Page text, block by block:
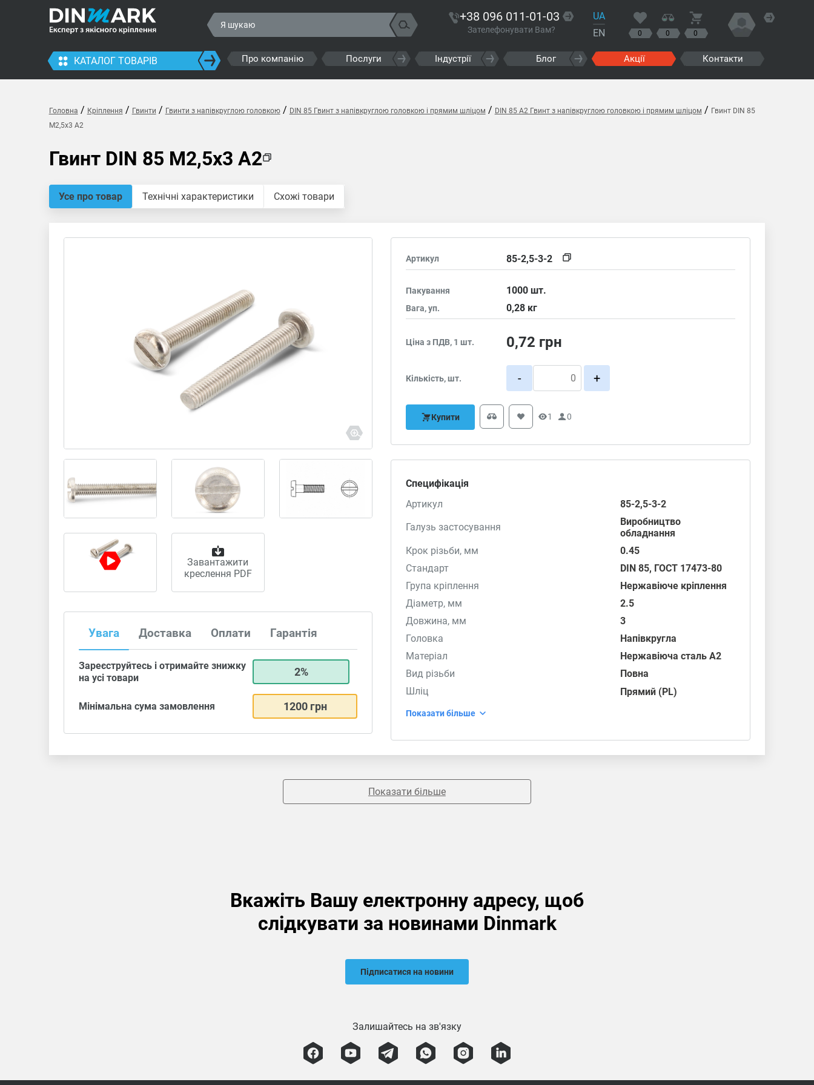
+38 096 011-01-03
Зателефонувати Вам?
UA
EN
0 0 0
КАТАЛОГ ТОВАРІВ Про компанію Послуги Індустрії Блог Акції Контакти
Головна / Кріплення / Гвинти / Гвинти з напівкруглою головкою/ DIN 85 Гвинт з напівкруглою головкою і прямим шліцом / DIN 85 A2 Гвинт з напівкруглою головкою і прямим шліцом / Гвинт DIN 85
M2,5x3 A2
Гвинт DIN 85 M2,5x3 A2
Усе про товар Технічні характеристики Схожі товари
Завантажити
креслення PDF
Увага Доставка Оплати Гарантія
Зареєструйтесь і отримайте знижку
на усі товари
2%
Мінімальна сума замовлення 1200 грн
Артикул 85-2,5-3-2
Пакування 1000шт.
Вага, уп. 0,28 кг
Ціна з ПДВ, 1 шт. 0,72 грн
Кількість, шт. - +
Купити 1 0
Специфікація
Артикул
85-2,5-3-2
Галузь застосування
Виробництво
обладнання
Крок різьби, мм
0.45
Стандарт
DIN 85, ГОСТ 17473-80
Група кріплення
Нержавіюче кріплення
Діаметр, мм
2.5
Довжина, мм
3
Головка
Напівкругла
Матеріал
Нержавіюча сталь А2
Вид різьби
Повна
Шліц
Прямий (PL)
Показати більше
Показати більше
Вкажіть Вашу електронну адресу, щоб
слідкувати за новинами Dinmark
Підписатися на новини
Залишайтесь на зв'язку